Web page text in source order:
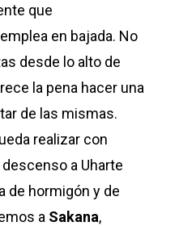
que
en bajada. No
desde lo alto de
la pena hacer una
de las mismas.
realizar con
a Uharte
de hormigón y de
a Sakana,